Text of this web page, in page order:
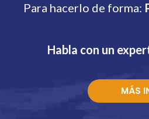
Para hacerlo de forma:
Habla con un
MÁS